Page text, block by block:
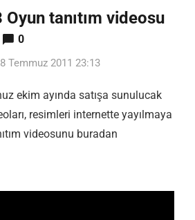
Oyun tanıtım videosu
0
Temmuz 2011 23:13
ekim ayında satışa sunulucak
resimleri internette yayılmaya
videosunu buradan